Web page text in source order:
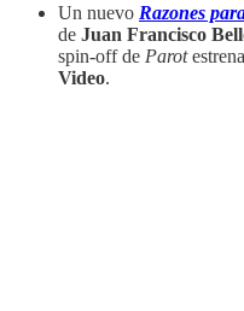
Un nuevo Razones
de Juan Francisco
spin-off de Parot
Video.